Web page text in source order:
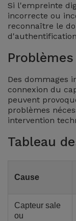
Traceurs et
Accessoires
Mobilité,
Vélo
Accessoires
d'ordinateur
Accessoires
Tablette
Kids
Si l'empreinte
incorrecte ou
reconnaître le
Des dommages
connexion du
peuvent
problèmes
intervention
Tableau
Cause
Capteur sale
ou